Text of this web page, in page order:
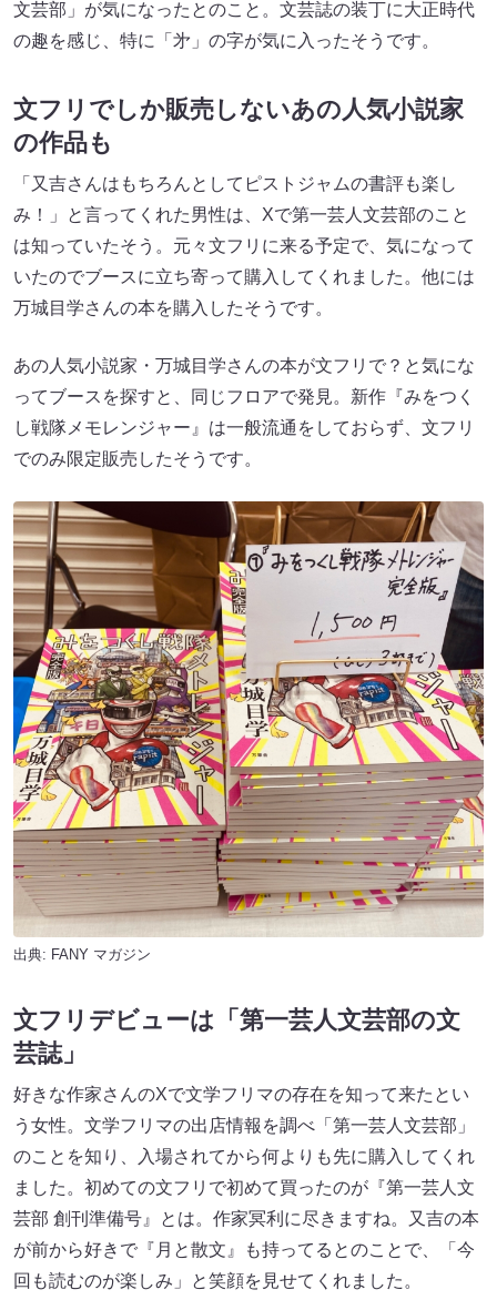
文芸部」が気になったとのこと。文芸誌の装丁に大正時代
の趣を感じ、特に「㐧」の字が気に入ったそうです。
文フリでしか販売しないあの人気小説家
の作品も
「又吉さんはもちろんとしてピストジャムの書評も楽し
み！」と言ってくれた男性は、Xで第一芸人文芸部のこと
は知っていたそう。元々文フリに来る予定で、気になって
いたのでブースに立ち寄って購入してくれました。他には
万城目学さんの本を購入したそうです。
あの人気小説家・万城目学さんの本が文フリで？と気にな
ってブースを探すと、同じフロアで発見。新作『みをつく
し戦隊メモレンジャー』は一般流通をしておらず、文フリ
でのみ限定販売したそうです。
出典: FANY マガジン
文フリデビューは「第一芸人文芸部の文
芸誌」
好きな作家さんのXで文学フリマの存在を知って来たとい
う女性。文学フリマの出店情報を調べ「第一芸人文芸部」
のことを知り、入場されてから何よりも先に購入してくれ
ました。初めての文フリで初めて買ったのが『第一芸人文
芸部 創刊準備号』とは。作家冥利に尽きますね。又吉の本
が前から好きで『月と散文』も持ってるとのことで、「今
回も読むのが楽しみ」と笑顔を見せてくれました。